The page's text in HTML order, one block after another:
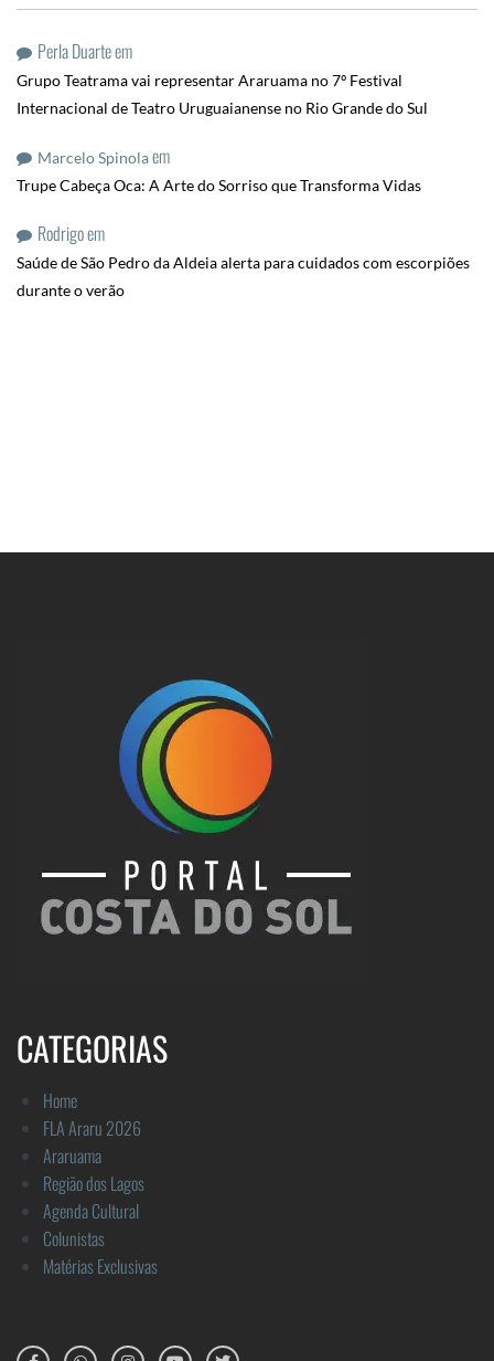
Perla Duarteem
Grupo Teatrama vai representar Araruama no 7º Festival
Internacional de Teatro Uruguaianense no Rio Grande do Sul
Marcelo Spinolaem
Trupe Cabeça Oca: A Arte do Sorriso que Transforma Vidas
Rodrigoem
Saúde de São Pedro da Aldeia alerta para cuidados com escorpiões
durante o verão
CATEGORIAS
Home
FLA Araru 2026
Araruama
Região dos Lagos
Agenda Cultural
Colunistas
Matérias Exclusivas